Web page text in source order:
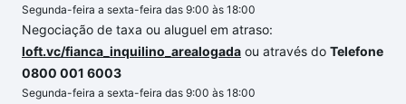
Segunda-feira a sexta-feira das 9:00 às 18:00
Negociação de taxa ou aluguel em atraso:
loft.vc/fianca_inquilino_arealogada ou através do Telefone
0800 001 6003
Segunda-feira a sexta-feira das 9:00 às 18:00